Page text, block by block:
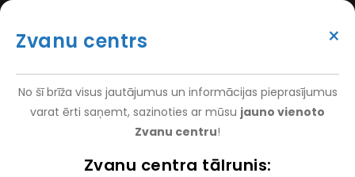
Перейти
основному
MENU
VAKANCES
DARBINIEKIEM
×
Zvanu centrs
No šī brīža visus jautājumus un informācijas pieprasījumus
varat ērti saņemt, sazinoties ar mūsu jauno vienoto
Zvanu centru!
Zvanu centra tālrunis: